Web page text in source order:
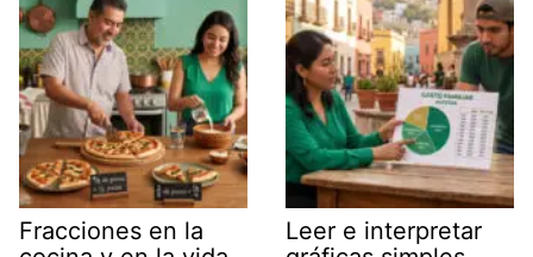
Fracciones en la
Leer e interpretar